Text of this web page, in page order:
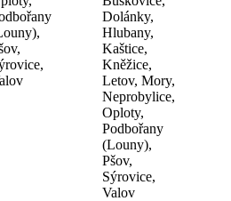
Dolánky,
Hlubany,
Kaštice,
Kněžice,
Letov, Mory,
Neprobylice,
Oploty,
Podbořany
(Louny),
Pšov,
Sýrovice,
Valov